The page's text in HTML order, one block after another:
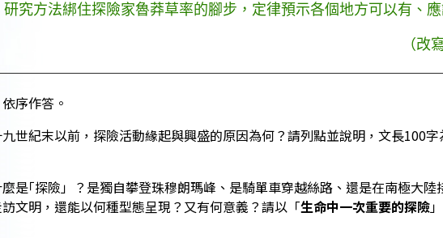
究方法綁住探險家魯莽草率的腳步，定律預示各個地方可以有、
（改
序作答。
世紀末以前，探險活動緣起與興盛的原因為何？請列點並說明，文長100字
是｢探險」？是獨自攀登珠穆朗瑪峰、是騎單車穿越絲路、還是在南極大
文明，還能以何種型態呈現？又有何意義？請以「生命中一次重要的探險